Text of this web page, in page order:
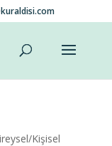
Kişisel